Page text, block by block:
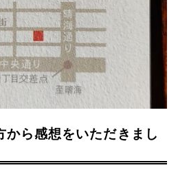
から感想をいただきまし